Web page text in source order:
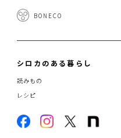
BONECO
シロカのある暮らし
読みもの
レシピ